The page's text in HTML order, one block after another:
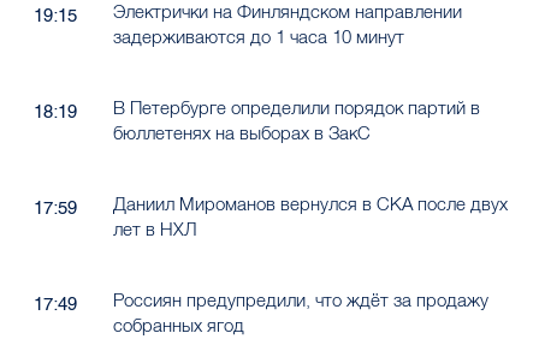
19:15
Электрички на Финляндском направлении
задерживаются до 1 часа 10 минут
18:19
В Петербурге определили порядок партий в
бюллетенях на выборах в ЗакС
17:59
Даниил Мироманов вернулся в СКА после двух
лет в НХЛ
17:49
Россиян предупредили, что ждёт за продажу
собранных ягод